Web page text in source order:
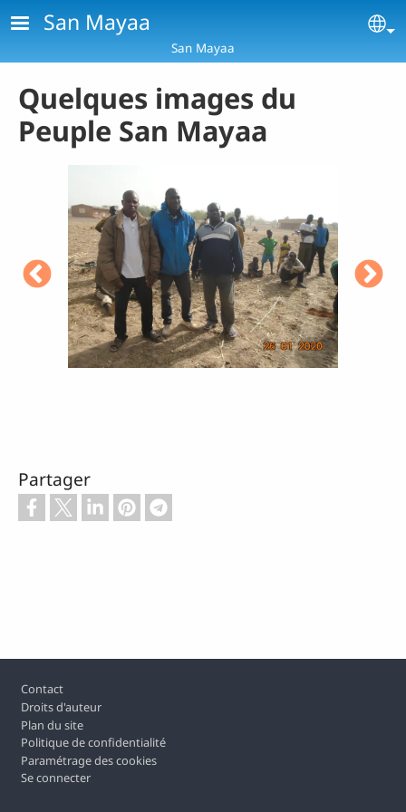
Aller au contenu principal
San Mayaa
San Mayaa
Quelques images du
Peuple San Mayaa
Partager
Pied de page
Contact
Droits d'auteur
Plan du site
Politique de confidentialité
Paramétrage des cookies
Se connecter